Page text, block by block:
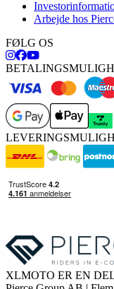
Arbejde hos
FØLG OS
XLMOTO ER EN